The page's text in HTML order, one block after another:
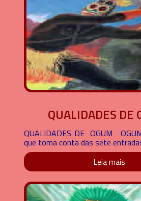
QUALIDADES DE
QUALIDADES DE OGUM
que toma conta das sete
Leia mais